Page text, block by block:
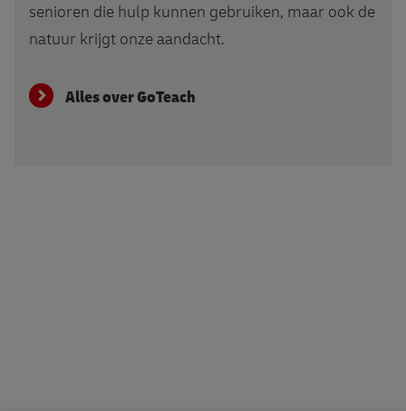
senioren die hulp kunnen gebruiken, maar ook de
natuur krijgt onze aandacht.
Alles over GoTeach